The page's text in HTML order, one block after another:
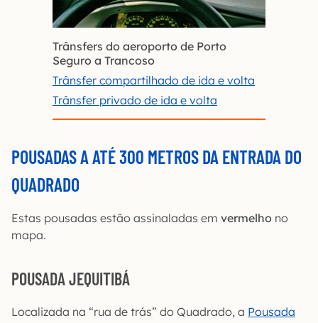
Trânsfers do aeroporto de Porto
Seguro a Trancoso
Trânsfer compartilhado de ida e volta
Trânsfer privado de ida e volta
POUSADAS A ATÉ 300 METROS DA ENTRADA DO
QUADRADO
Estas pousadas estão assinaladas em vermelho no
mapa.
POUSADA JEQUITIBÁ
Localizada na “rua de trás” do Quadrado, a Pousada